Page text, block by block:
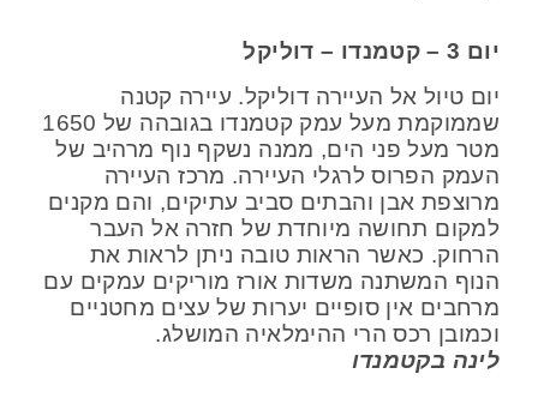
יום 3 – קטמנדו – דוליקל
יום טיול אל העיירה דוליקל. עיירה קטנה
שממוקמת מעל עמק קטמנדו בגובהה של 1650
מטר מעל פני הים, ממנה נשקף נוף מרהיב של
העמק הפרוס לרגלי העיירה. מרכז העיירה
מרוצפת אבן והבתים סביב עתיקים, והם מקנים
למקום תחושה מיוחדת של חזרה אל העבר
הרחוק. כאשר הראות טובה ניתן לראות את
הנוף המשתנה משדות אורז מוריקים עמקים עם
מרחבים אין סופיים יערות של עצים מחטניים
וכמובן רכס הרי ההימלאיה המושלג.
לינה בקטמנדו